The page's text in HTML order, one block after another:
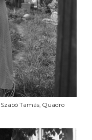
Tamás, Quadro